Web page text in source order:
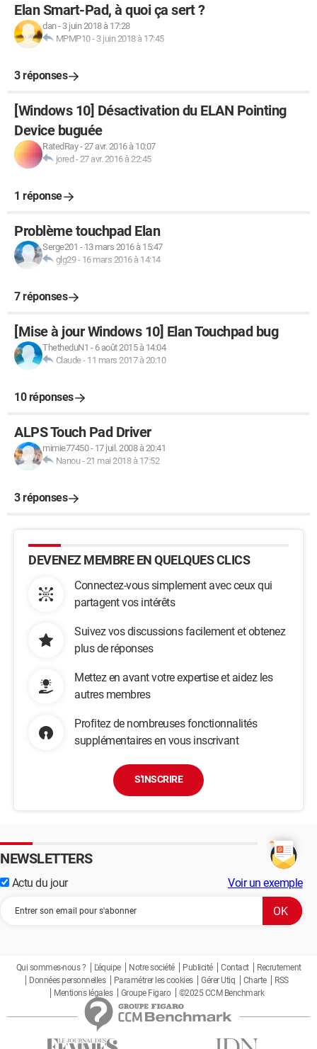
Elan Smart-Pad, à quoi ça sert ?
dan- 3 juin 2018 à 17:28
MPMP10- 3 juin 2018 à 17:45
3 réponses
[Windows 10] Désactivation du ELAN Pointing
Device buguée
RatedRay-27 avr. 2016 à 10:07
jored -27 avr. 2016 à 22:45
1 réponse
Problème touchpad Elan
Serge201 - 13 mars 2016 à 15:47
glg29- 16 mars 2016 à 14:14
7 réponses
[Mise à jour Windows 10] Elan Touchpad bug
ThetheduN1 - 6 août 2015 à 14:04
Claude- 11 mars 2017 à 20:10
10 réponses
ALPS Touch Pad Driver
mimie77450- 17 juil. 2008 à 20:41
Nanou-21 mai 2018 à 17:52
3 réponses
DEVENEZ MEMBRE EN QUELQUES CLICS
Connectez-vous simplement avec ceux qui
partagent vos intérêts
Suivez vos discussions facilement et obtenez
plus de réponses
Mettez en avant votre expertise et aidez les
autres membres
Profitez de nombreuses fonctionnalités
supplémentaires en vous inscrivant
S'INSCRIRE
NEWSLETTERS
Actu du jour Voir un exemple
Qui sommes-nous ? L'équipe Notre société Publicité Contact
Recrutement
Données personnelles
Paramétrer les cookies Gérer Utiq Charte
RSS
Mentions légales
Groupe Figaro ©2025 CCM Benchmark